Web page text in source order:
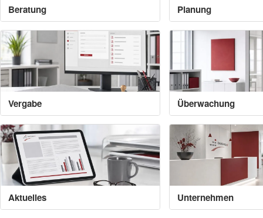
Beratung Planung
Vergabe Überwachung
Aktuelles Unternehmen